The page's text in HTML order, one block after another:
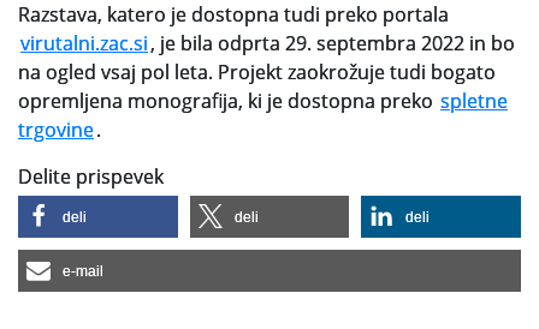
Razstava, katero je dostopna tudi preko portala
virutalni.zac.si, je bila odprta 29. septembra 2022 in bo
na ogled vsaj pol leta. Projekt zaokrožuje tudi bogato
opremljena monografija, ki je dostopna preko spletne
trgovine.
Delite prispevek
deli deli deli
e-mail